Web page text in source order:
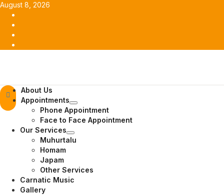
Skip
content
August 8, 2026
Primary
Menu
About Us
Appointments
Phone Appointment
Face to Face Appointment
Our Services
Muhurtalu
Homam
Japam
Other Services
Carnatic Music
Gallery